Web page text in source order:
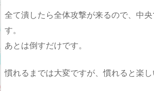
全て潰したら全体攻撃が来るので、中
す。
あとは倒すだけです。
慣れるまでは大変ですが、慣れると楽し